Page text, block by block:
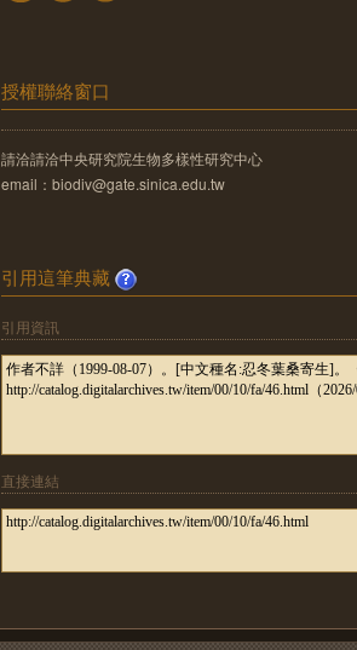
授權聯絡窗口
請洽請洽中央研究院生物多樣性研究中心
email：biodiv@gate.sinica.edu.tw
引用這筆典藏
引用資訊
直接連結